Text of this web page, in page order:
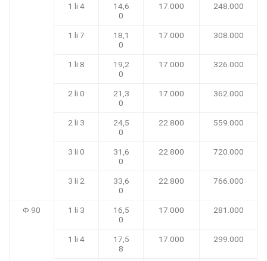
1 li 4
14,6
0
17.000 248.000
1 li 7
18,1
0
17.000 308.000
1 li 8
19,2
0
17.000 326.000
2 li 0
21,3
0
17.000 362.000
2 li 3
24,5
0
22.800 559.000
3 li 0
31,6
0
22.800 720.000
3 li 2
33,6
0
22.800 766.000
Φ 90 1 li 3
16,5
0
17.000 281.000
1 li 4
17,5
8
17.000 299.000